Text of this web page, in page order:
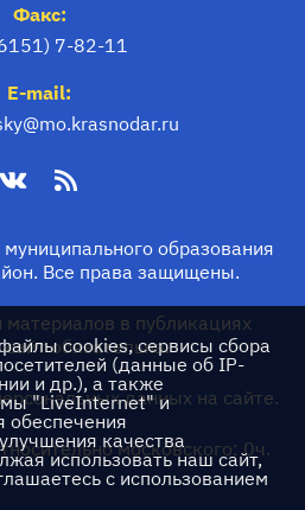
Факс:
7-82-11
E-mail:
образования
Все права защищены.
материалов в публикациях
обязательна.
данных на сайте.
московского: 0ч.
cookies, сервисы сбора
(данные об IP-
и др.), а также
"LiveInternet" и
обеспечения
качества
использовать наш сайт,
с использованием